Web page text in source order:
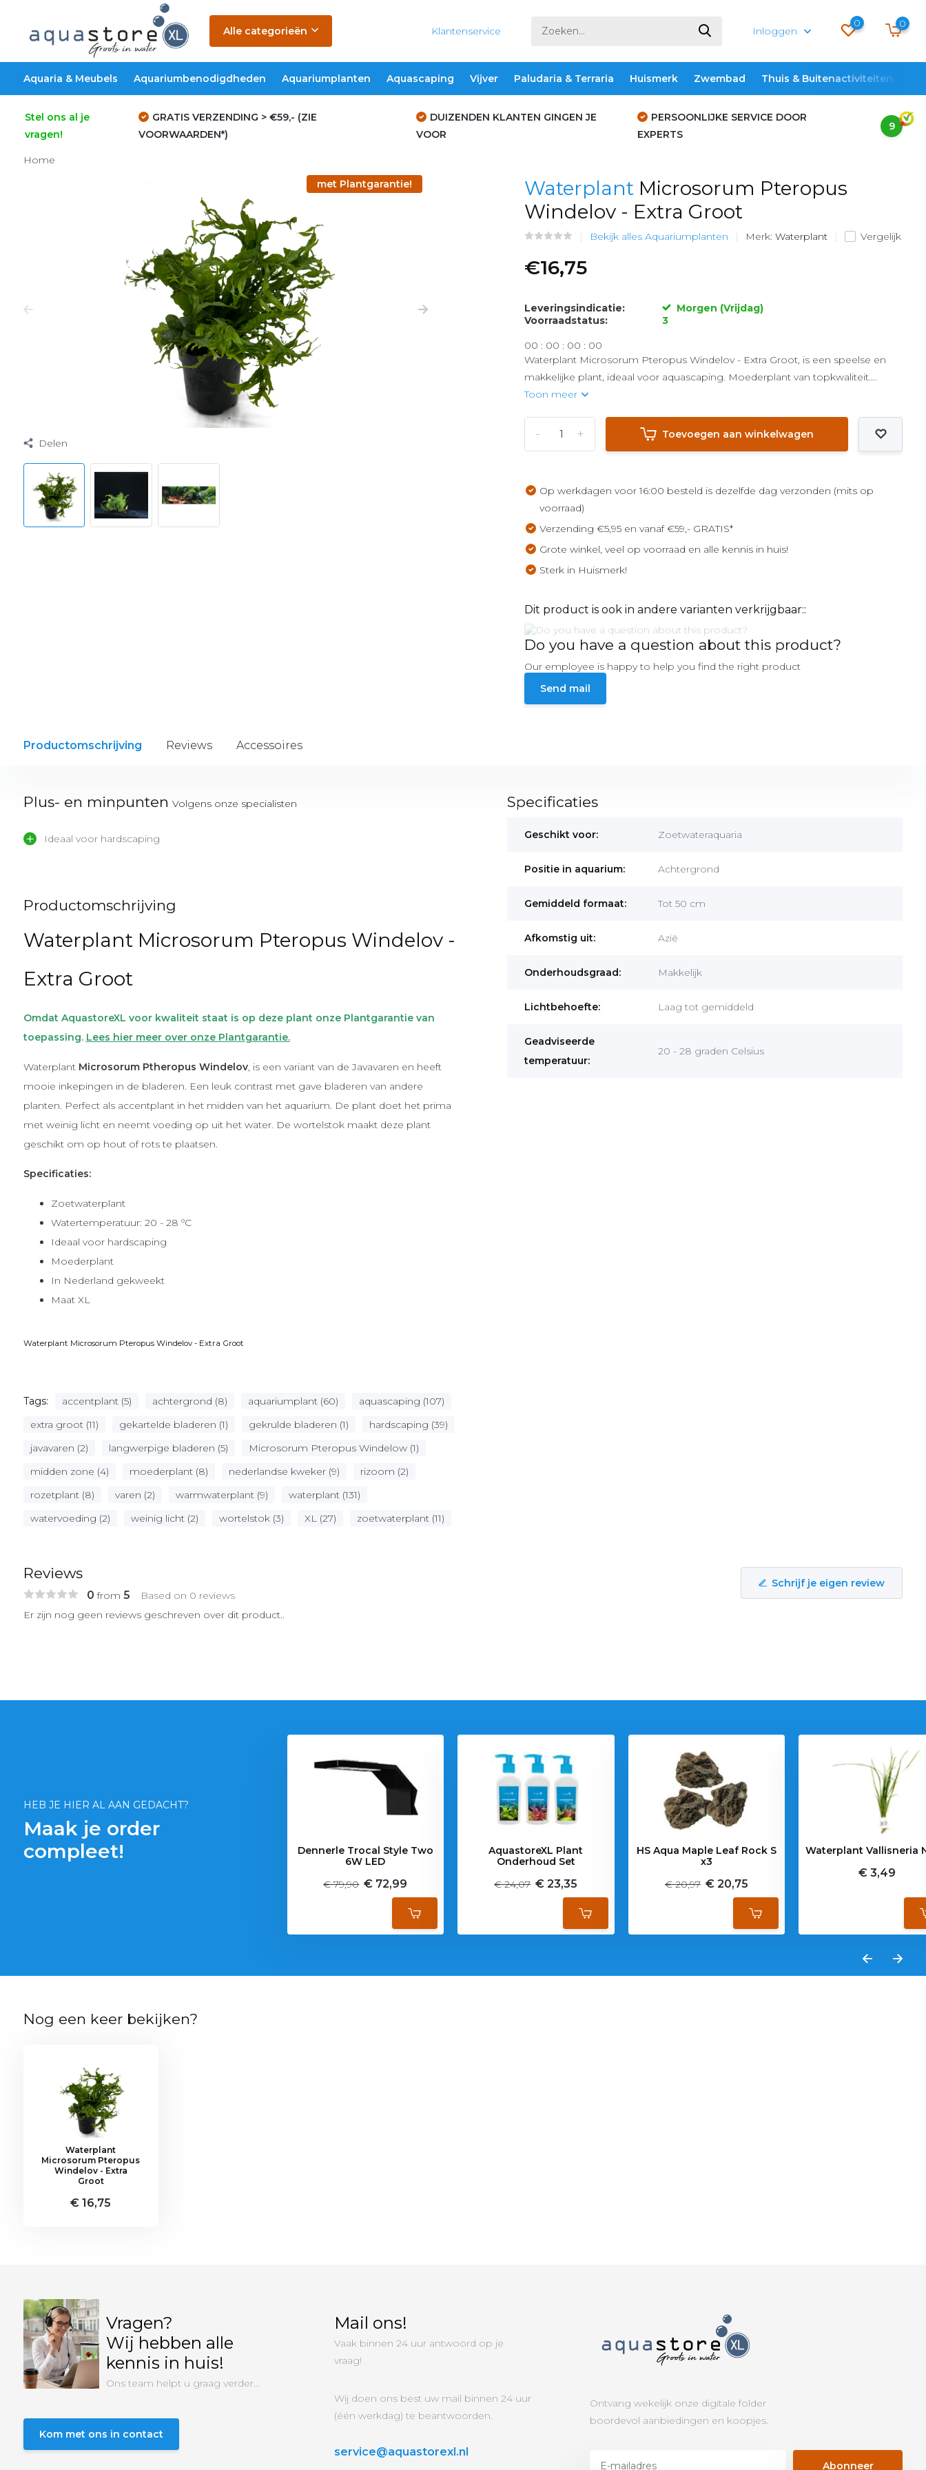
Alle categorieën Klantenservice Inloggen
0 0
Aquaria & Meubels Aquariumbenodigdheden Aquariumplanten Aquascaping Vijver Paludaria & Terraria Huismerk Zwembad Thuis & Buitenactiviteiten
Stel ons al je
vragen!
GRATIS VERZENDING > €59,- (ZIE
VOORWAARDEN*)
DUIZENDEN KLANTEN GINGEN JE
VOOR
PERSOONLIJKE SERVICE DOOR
EXPERTS
9
Home
met Plantgarantie!
Delen
Waterplant Microsorum Pteropus
Windelov - Extra Groot
Bekijk alles Aquariumplanten Merk:Waterplant Vergelijk
€16,75
Leveringsindicatie:
Morgen (Vrijdag)
Voorraadstatus:
3
00 : 00 : 00 : 00
Waterplant Microsorum Pteropus Windelov - Extra Groot, is een speelse en
makkelijke plant, ideaal voor aquascaping. Moederplant van topkwaliteit....
Toon meer
+
- Toevoegen aan winkelwagen
Op werkdagen voor 16:00 besteld is dezelfde dag verzonden (mits op
voorraad)
Verzending €5,95 en vanaf €59,- GRATIS*
Grote winkel, veel op voorraad en alle kennis in huis!
Sterk in Huismerk!
Dit product is ook in andere varianten verkrijgbaar::
Do you have a question about this product?
Our employee is happy to help you find the right product
Send mail
Productomschrijving Reviews Accessoires
Plus- en minpunten Volgens onze specialisten
Ideaal voor hardscaping
Productomschrijving
Waterplant Microsorum Pteropus Windelov -
Extra Groot
Omdat AquastoreXL voor kwaliteit staat is op deze plant onze Plantgarantie van
toepassing. Lees hier meer over onze Plantgarantie.
Waterplant Microsorum Ptheropus Windelov, is een variant van de Javavaren en heeft
mooie inkepingen in de bladeren. Een leuk contrast met gave bladeren van andere
planten. Perfect als accentplant in het midden van het aquarium. De plant doet het prima
met weinig licht en neemt voeding op uit het water. De wortelstok maakt deze plant
geschikt om op hout of rots te plaatsen.
Specificaties:
Zoetwaterplant
Watertemperatuur: 20 - 28 ºC
Ideaal voor hardscaping
Moederplant
In Nederland gekweekt
Maat XL
Waterplant Microsorum Pteropus Windelov - Extra Groot
Tags: accentplant (5) achtergrond (8) aquariumplant (60)
aquascaping (107)
extra groot (11)
gekartelde bladeren (1) gekrulde bladeren (1)
hardscaping (39)
javavaren (2)
langwerpige bladeren (5)
Microsorum Pteropus Windelow (1)
midden zone (4)
moederplant (8) nederlandse kweker (9)
rizoom (2)
rozetplant (8)
varen (2) warmwaterplant (9)
waterplant (131)
watervoeding (2)
weinig licht (2) wortelstok (3) XL (27) zoetwaterplant (11)
Specificaties
Geschikt voor: Zoetwateraquaria
Positie in aquarium: Achtergrond
Gemiddeld formaat: Tot 50 cm
Afkomstig uit: Azië
Onderhoudsgraad: Makkelijk
Lichtbehoefte: Laag tot gemiddeld
Geadviseerde
temperatuur:
20 - 28 graden Celsius
Reviews
0 from 5 Based on 0 reviews
Schrijf je eigen review
Er zijn nog geen reviews geschreven over dit product..
HEB JE HIER AL AAN GEDACHT?
Maak je order
compleet!
Substrate
Dennerle Trocal Style Two
6W LED
€ 79,90 € 72,99
AquastoreXL Plant
Onderhoud Set
€ 24,07 € 23,35
HS Aqua Maple Leaf Rock S
x3
€ 20,97 € 20,75
Waterplant Vallisneria
€ 3,49
Nog een keer bekijken?
Waterplant
Microsorum Pteropus
Windelov - Extra
Groot
€ 16,75
Vragen?
Wij hebben alle
kennis in huis!
Ons team helpt u graag verder...
Kom met ons in contact
Mail ons!
Vaak binnen 24 uur antwoord op je
vraag!
Wij doen ons best uw mail binnen 24 uur
(één werkdag) te beantwoorden.
service@aquastorexl.nl
Ontvang wekelijk onze digitale folder
boordevol aanbiedingen en koopjes.
Abonneer